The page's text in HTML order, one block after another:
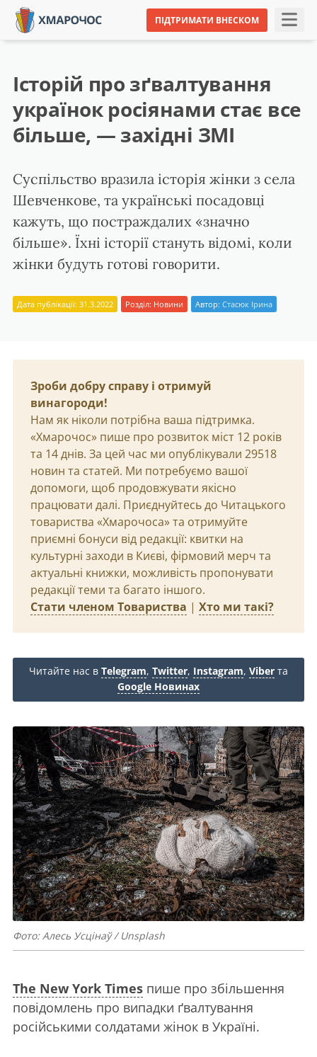
ПІДТРИМАТИ ВНЕСКОМ
Історій про зґвалтування
українок росіянами стає все
більше, — західні ЗМІ
Суспільство вразила історія жінки з села
Шевченкове, та українські посадовці
кажуть, що постраждалих «значно
більше». Їхні історії стануть відомі, коли
жінки будуть готові говорити.
Дата публікації: 31.3.2022 Розділ: Новини Автор: Стасюк Ірина
Зроби добру справу і отримуй
винагороди!
Нам як ніколи потрібна ваша підтримка.
«Хмарочос» пише про розвиток міст 12 років
та 14 днів. За цей час ми опублікували 29518
новин та статей. Ми потребуємо вашої
допомоги, щоб продовжувати якісно
працювати далі. Приєднуйтесь до Читацького
товариства «Хмарочоса» та отримуйте
приємні бонуси від редакції: квитки на
культурні заходи в Києві, фірмовий мерч та
актуальні книжки, можливість пропонувати
редакції теми та багато іншого.
Стати членом Товариства | Хто ми такі?
Читайте нас в Telegram, Twitter, Instagram, Viber та
Google Новинах
Фото: Алесь Усцінаў / Unsplash
The New York Times пише про збільшення
повідомлень про випадки ґвалтування
російськими солдатами жінок в Україні.